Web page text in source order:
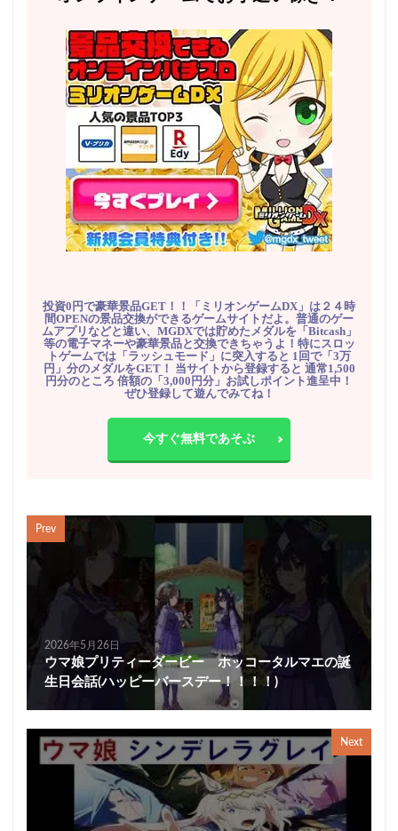
投資0円で豪華景品GET！！「ミリオンゲームDX」は２４時
間OPENの景品交換ができるゲームサイトだよ。普通のゲー
ムアプリなどと違い、MGDXでは貯めたメダルを「Bitcash」
等の電子マネーや豪華景品と交換できちゃうよ！特にスロッ
トゲームでは「ラッシュモード」に突入すると 1回で「3万
円」分のメダルをGET！ 当サイトから登録すると 通常1,500
円分のところ 倍額の「3,000円分」お試しポイント進呈中！
ぜひ登録して遊んでみてね！
今すぐ無料であそぶ
Prev
2026年5月26日
ウマ娘プリティーダービー ホッコータルマエの誕
生日会話(ハッピーバースデー！！！！)
Next